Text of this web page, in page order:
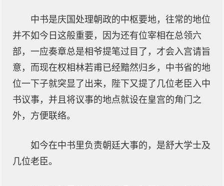
中书是庆国处理朝政的中枢要地，往常的地位
并不如今日这般重要，因为还有位宰相在总领六
部，一应奏章总是相爷提笔过目了，才会入宫请旨
意，而现在权相林若甫已经黯然归乡，中书省的地
位一下子就突显了出来，陛下又提了几位老臣入中
书议事，并且将议事的地点就设在皇宫的角门之
外，方便联络。
如今在中书里负责朝廷大事的，是舒大学士及
几位老臣。